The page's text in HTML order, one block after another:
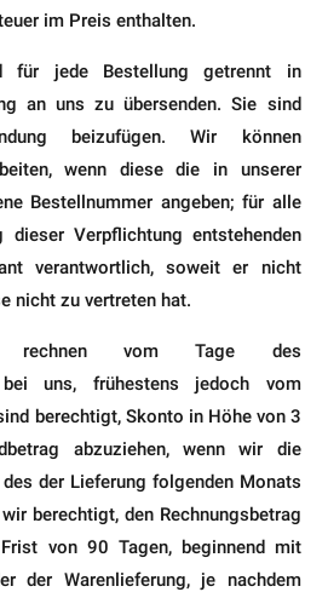
im Preis enthalten.
für jede Bestellung getrennt in
an uns zu übersenden. Sie sind
beizufügen. Wir können
wenn diese die in unserer
Bestellnummer angeben; für alle
dieser Verpflichtung entstehenden
verantwortlich, soweit er nicht
nicht zu vertreten hat.
rechnen vom Tage des
bei uns, frühestens jedoch vom
berechtigt, Skonto in Höhe von 3
abzuziehen, wenn wir die
der Lieferung folgenden Monats
berechtigt, den Rechnungsbetrag
von 90 Tagen, beginnend mit
der Warenlieferung, je nachdem